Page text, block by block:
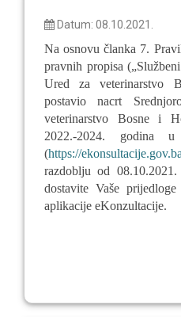
Datum: 08.10.2021.
Na osnovu članka 7.
pravnih propisa
Ured za veterinarstvo
postavio nacrt
veterinarstvo Bosne i
2022.-2024. godina u
(https://
razdoblju od 08.10.2021.
dostavite Vaše
aplikacije eKonzultacije.